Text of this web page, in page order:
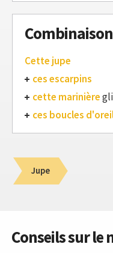
Cette jupe
ces escarpins
cette marinière
ces boucles
Jupe
Conseils sur le